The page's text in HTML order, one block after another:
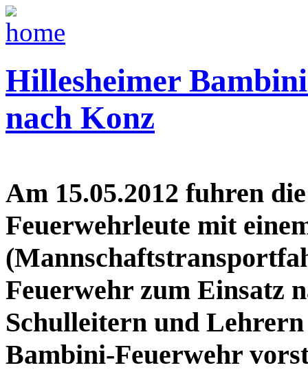
Hillesheimer
nach Konz
Am 15.05.2012 fuhren
Feuerwehrleute mit
Feuerwehr zum Einsatz
Schulleitern und
Bambini-Feuerwehr